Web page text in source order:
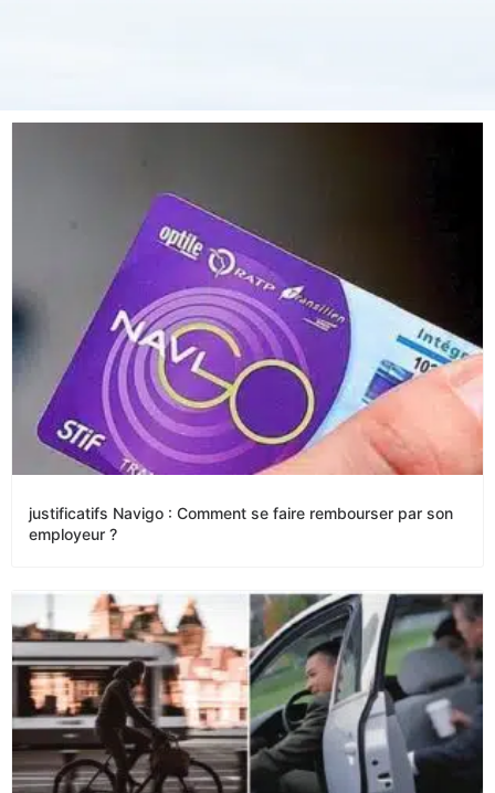
justificatifs Navigo : Comment se faire rembourser par son
employeur ?